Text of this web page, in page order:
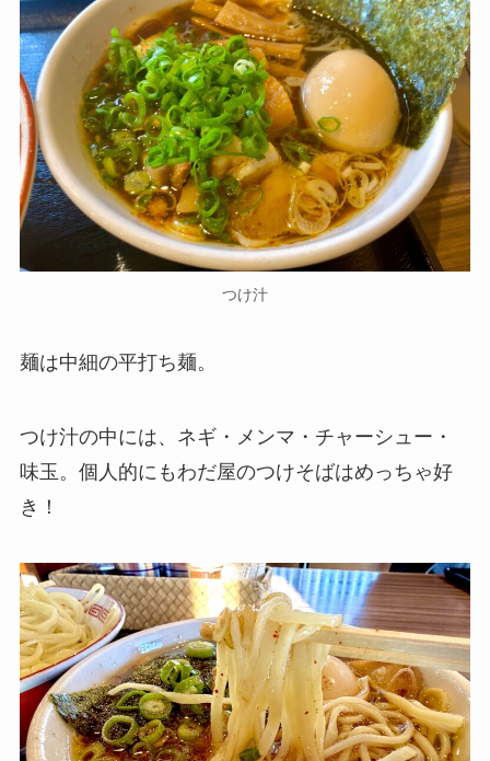
つけ汁
麺は中細の平打ち麺。
つけ汁の中には、ネギ・メンマ・チャーシュー・
味玉。個人的にもわだ屋のつけそばはめっちゃ好
き！